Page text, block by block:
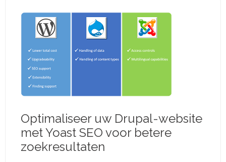
Optimaliseer uw Drupal-website
met Yoast SEO voor betere
zoekresultaten